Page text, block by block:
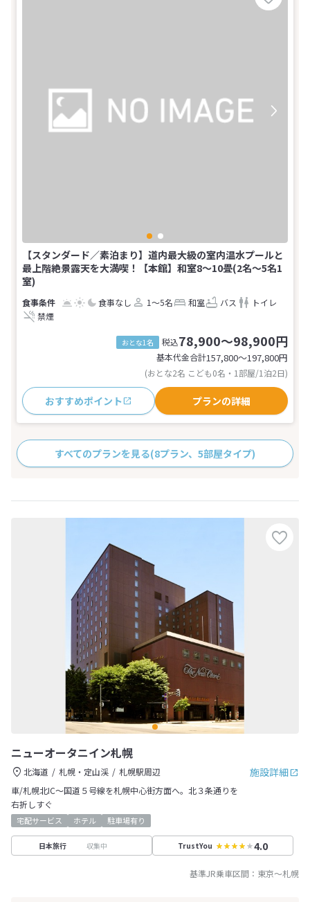
【スタンダード／素泊まり】道内最大級の室内温水プールと
最上階絶景露天を大満喫！【本館】和室8～10畳(2名～5名1
室)
食事なし 1～5名 和室 バス
トイレ
禁煙
おとな1名 税込78,900～98,900円
基本代金合計157,800〜197,800円
(おとな2名 こども0名・1部屋/1泊2日)
おすすめポイント プランの詳細
すべてのプランを見る(8プラン、5部屋タイプ)
ニューオータニイン札幌
施設詳細
北海道 札幌・定山渓
札幌駅周辺
車/札幌北IC～国道５号線を札幌中心街方面へ。北３条通りを
右折しすぐ
宅配サービス ホテル 駐車場有り
日本旅行 収集中 TrustYou 4.0
基準JR乗車区間： 東京～札幌